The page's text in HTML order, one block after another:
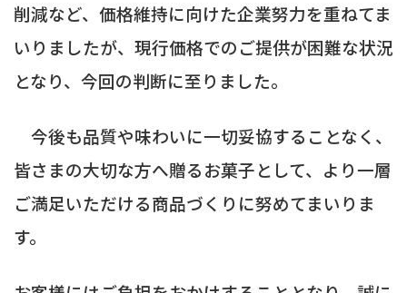
削減など、価格維持に向けた企業努力を重ねてま
いりましたが、現行価格でのご提供が困難な状況
となり、今回の判断に至りました。
今後も品質や味わいに一切妥協することなく、
皆さまの大切な方へ贈るお菓子として、より一層
ご満足いただける商品づくりに努めてまいりま
す。